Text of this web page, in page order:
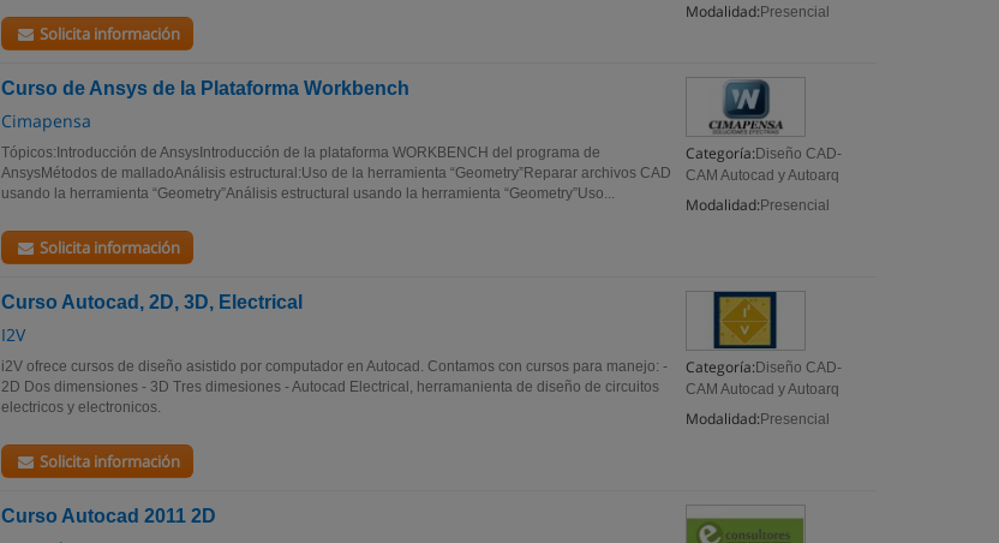
Modalidad: Presencial
Solicita información
Curso de Ansys de la Plataforma Workbench
Cimapensa
Categoría: Diseño CAD-
CAM Autocad y Autoarq
Modalidad: Presencial
Tópicos:Introducción de AnsysIntroducción de la plataforma WORKBENCH del programa de
AnsysMétodos de malladoAnálisis estructural:Uso de la herramienta “Geometry”Reparar archivos CAD
usando la herramienta “Geometry”Análisis estructural usando la herramienta “Geometry”Uso...
Solicita información
Curso Autocad, 2D, 3D, Electrical
I2V
Categoría: Diseño CAD-
CAM Autocad y Autoarq
Modalidad: Presencial
i2V ofrece cursos de diseño asistido por computador en Autocad. Contamos con cursos para manejo: -
2D Dos dimensiones - 3D Tres dimesiones - Autocad Electrical, herramanienta de diseño de circuitos
electricos y electronicos.
Solicita información
Curso Autocad 2011 2D